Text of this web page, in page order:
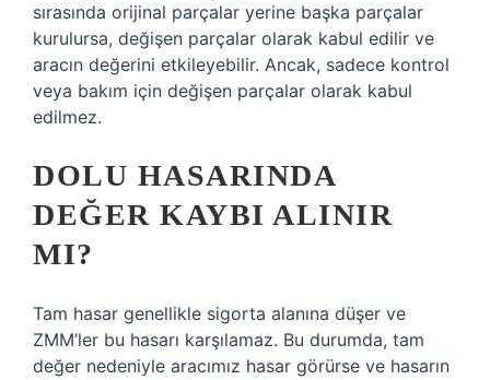
sırasında orijinal parçalar yerine başka parçalar
kurulursa, değişen parçalar olarak kabul edilir ve
aracın değerini etkileyebilir. Ancak, sadece kontrol
veya bakım için değişen parçalar olarak kabul
edilmez.
DOLU HASARINDA
DEĞER KAYBI ALINIR
MI?
Tam hasar genellikle sigorta alanına düşer ve
ZMM’ler bu hasarı karşılamaz. Bu durumda, tam
değer nedeniyle aracımız hasar görürse ve hasarın